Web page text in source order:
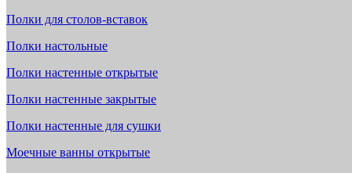
Полки для столов-вставок
Полки настольные
Полки настенные открытые
Полки настенные закрытые
Полки настенные для сушки
Моечные ванны открытые